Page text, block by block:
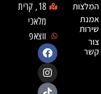
המלצות
אמנת
שירות
צור
קשר
18, קרית
מלאכי
ווצאפ